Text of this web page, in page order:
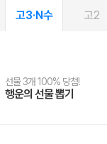
고3·N수 고2
선물 3개 100% 당첨!
행운의 선물 뽑기
선물 100% 증정!
메가스터디 X 올리브
여름방학 스터디 캐시백
메가런 썸머스쿨
2027 러셀 단과
강사 공개선발
스마트러닝앱
설문 EVENT
메가패스
3일 무료 체험권
메가패스 수강생 무료혜택!
메가클럽 멤버십
사회공헌 캠페인
희망이룸 메가나눔